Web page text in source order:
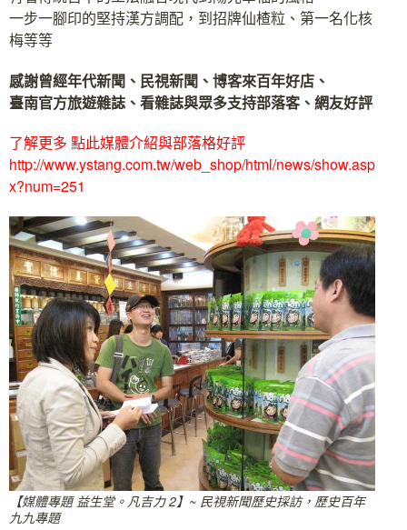
一步一腳印的堅持漢方調配，到招牌仙楂粒、第一名化核
梅等等
感謝曾經年代新聞、民視新聞、博客來百年好店、
臺南官方旅遊雜誌、看雜誌與眾多支持部落客、網友好評
了解更多 點此媒體介紹與部落格好評
http://www.ystang.com.tw/web_shop/html/news/show.asp
x?num=251
【媒體專題 益生堂。凡吉力 2】~ 民視新聞歷史採訪，歷史百年
九九專題